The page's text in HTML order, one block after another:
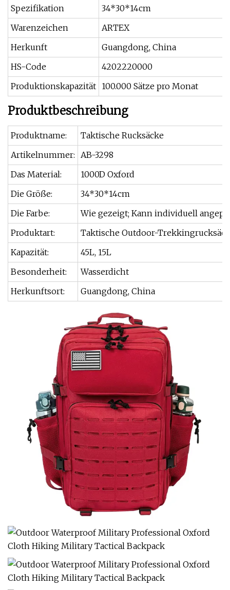
Spezifikation
34*30*14cm
Warenzeichen
ARTEX
Herkunft
Guangdong, China
HS-Code
4202220000
Produktionskapazität 100.000 Sätze pro Monat
Produktbeschreibung
Produktname:
Taktische Rucksäcke
Artikelnummer: AB-3298
Das Material:
1000D Oxford
Die Größe:
34*30*14cm
Die Farbe:
Wie gezeigt; Kann individuell
Produktart:
Taktische Outdoor-
Kapazität:
45L, 15L
Besonderheit:
Wasserdicht
Herkunftsort:
Guangdong, China